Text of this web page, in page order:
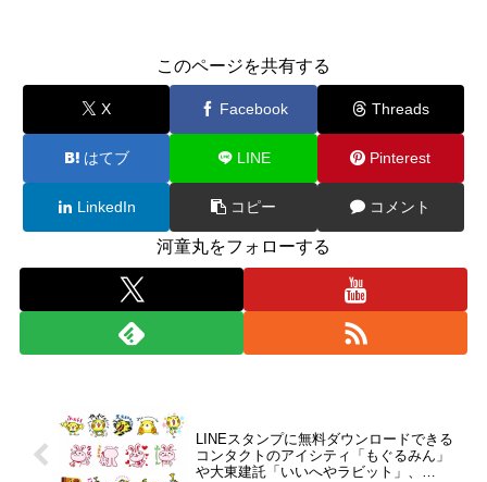
このページを共有する
X Facebook Threads
はてブ LINE Pinterest
LinkedIn コピー コメント
河童丸をフォローする
LINEスタンプに無料ダウンロードできる
コンタクトのアイシティ「もぐるみん」
や大東建託「いいへやラビット」、